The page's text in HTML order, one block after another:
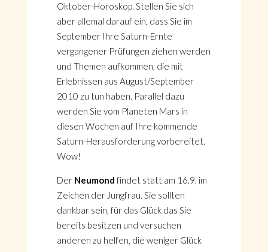
Oktober-Horoskop. Stellen Sie sich
aber allemal darauf ein, dass Sie im
September Ihre Saturn-Ernte
vergangener Prüfungen ziehen werden
und Themen aufkommen, die mit
Erlebnissen aus August/September
2010 zu tun haben. Parallel dazu
werden Sie vom Planeten Mars in
diesen Wochen auf Ihre kommende
Saturn-Herausforderung vorbereitet.
Wow!
Der Neumond findet statt am 16.9. im
Zeichen der Jungfrau. Sie sollten
dankbar sein, für das Glück das Sie
bereits besitzen und versuchen
anderen zu helfen, die weniger Glück